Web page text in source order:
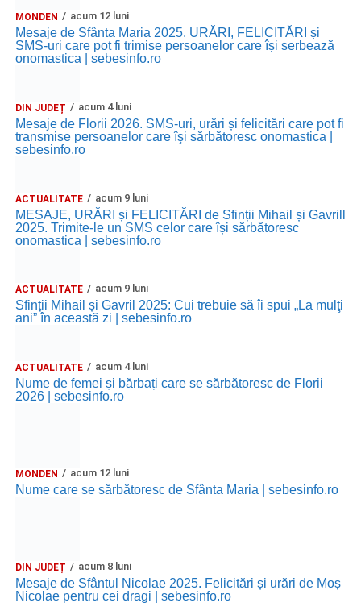
MONDEN acum 12 luni
Mesaje de Sfânta Maria 2025. URĂRI, FELICITĂRI și
SMS-uri care pot fi trimise persoanelor care își serbează
onomastica | sebesinfo.ro
DIN JUDEȚ acum 4 luni
Mesaje de Florii 2026. SMS-uri, urări și felicitări care pot fi
transmise persoanelor care îşi sărbătoresc onomastica |
sebesinfo.ro
ACTUALITATE acum 9 luni
MESAJE, URĂRI și FELICITĂRI de Sfinții Mihail și Gavrill
2025. Trimite-le un SMS celor care își sărbătoresc
onomastica | sebesinfo.ro
ACTUALITATE acum 9 luni
Sfinții Mihail și Gavril 2025: Cui trebuie să îi spui „La mulţi
ani” în această zi | sebesinfo.ro
ACTUALITATE acum 4 luni
Nume de femei și bărbați care se sărbătoresc de Florii
2026 | sebesinfo.ro
MONDEN acum 12 luni
Nume care se sărbătoresc de Sfânta Maria | sebesinfo.ro
DIN JUDEȚ acum 8 luni
Mesaje de Sfântul Nicolae 2025. Felicitări și urări de Moș
Nicolae pentru cei dragi | sebesinfo.ro